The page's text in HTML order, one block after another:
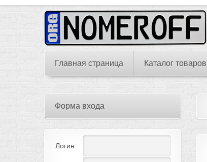
Главная страница Каталог товаров
Форма входа
Логин: